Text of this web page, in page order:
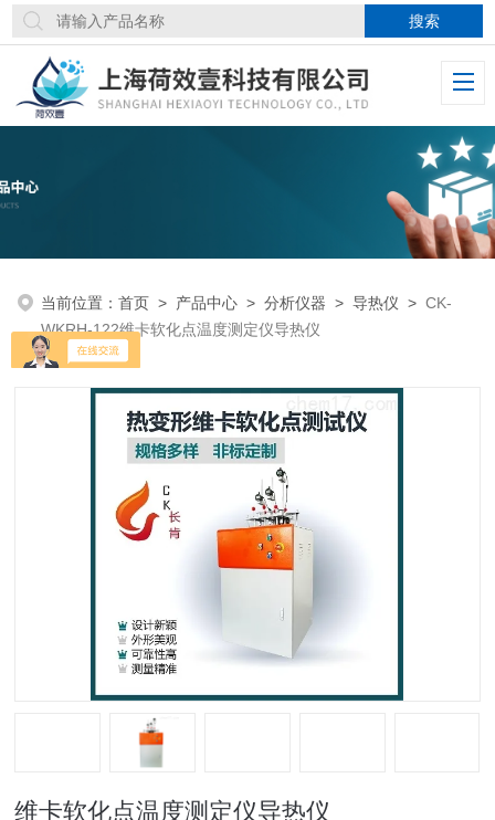
当前位置：首页 > 产品中心 >分析仪器 >导热仪 >CK-
WKRH-122维卡软化点温度测定仪导热仪
维卡软化点温度测定仪导热仪